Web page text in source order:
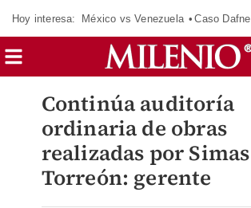
Hoy interesa: México vs Venezuela Caso Dafne
Continúa auditoría
ordinaria de obras
realizadas por Simas
Torreón: gerente